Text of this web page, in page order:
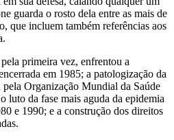
guarda o rosto dela entre as mais de
que incluem também referências aos
primeira vez, enfrentou a
em 1985; a patologização da
Organização Mundial da Saúde
luto da fase mais aguda da epidemia
e 1990; e a construção dos direitos